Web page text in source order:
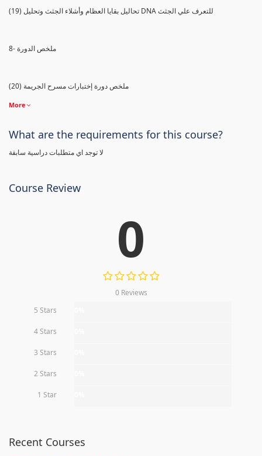
(19) تحاليل بقايا العظام وأشلاء الجثث وتحليل DNA للتعرف علي الجثث
8- ملخص الدورة
(20) ملخص دورة إختبارات مسرح الجريمة
More
What are the requirements for this course?
لا توجد اي متطلبات دراسية سابقة
Course Review
0
0 Reviews
5 Stars
4 Stars
3 Stars
2 Stars
1 Star
Recent Courses